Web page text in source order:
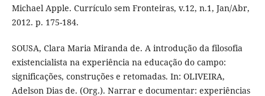
Michael Apple. Currículo sem Fronteiras, v.12, n.1, Jan/Abr,
2012. p. 175-184.
SOUSA, Clara Maria Miranda de. A introdução da filosofia
existencialista na experiência na educação do campo:
significações, construções e retomadas. In: OLIVEIRA,
Adelson Dias de. (Org.). Narrar e documentar: experiências